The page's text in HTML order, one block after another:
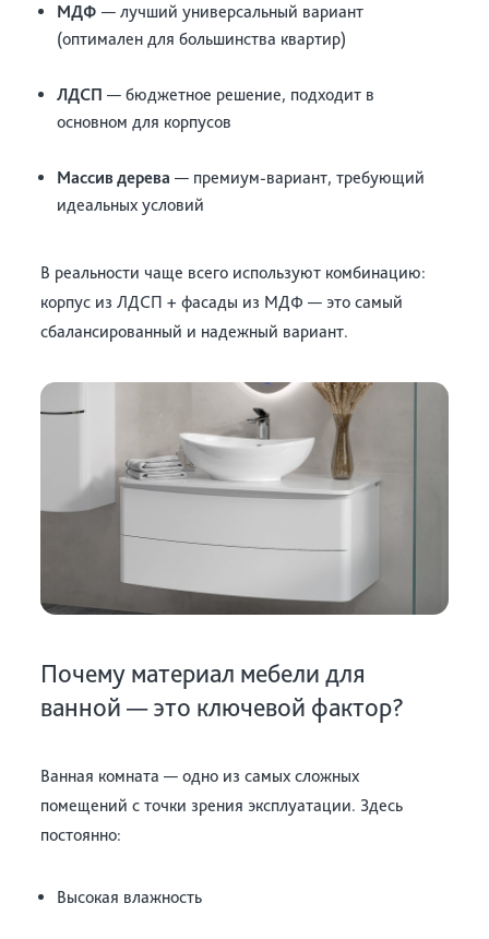
МДФ — лучший универсальный вариант
(оптимален для большинства квартир)
ЛДСП — бюджетное решение, подходит в
основном для корпусов
Массив дерева — премиум-вариант, требующий
идеальных условий
В реальности чаще всего используют комбинацию:
корпус из ЛДСП + фасады из МДФ — это самый
сбалансированный и надежный вариант.
Почему материал мебели для
ванной — это ключевой фактор?
Ванная комната — одно из самых сложных
помещений с точки зрения эксплуатации. Здесь
постоянно:
Высокая влажность